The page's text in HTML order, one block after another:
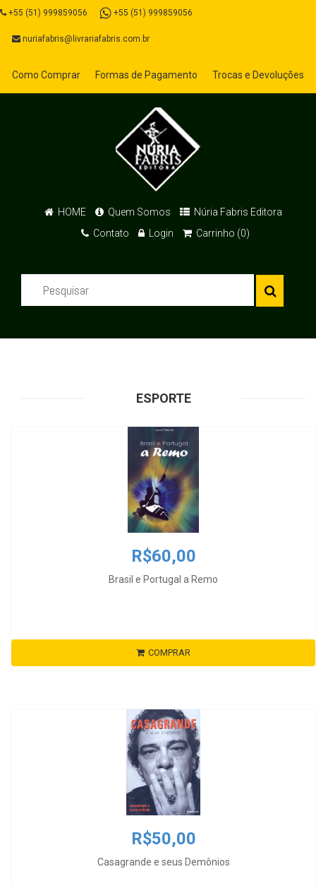
+55 (51) 999859056 +55 (51) 999859056
nuriafabris@livrariafabris.com.br
Como Comprar Formas de Pagamento Trocas e Devoluções
HOME Quem Somos
Núria Fabris Editora
Contato
Login Carrinho (0)
ESPORTE
R$60,00
Brasil e Portugal a Remo
COMPRAR
R$50,00
Casagrande e seus Demônios